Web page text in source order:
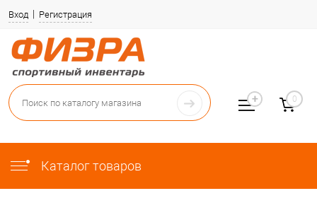
Вход Регистрация
Каталог товаров
0